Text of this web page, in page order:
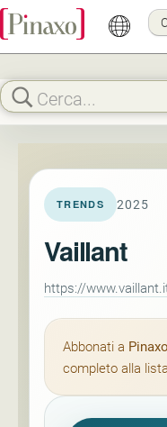
TRENDS 2025
Vaillant
https://
Abbonati a Pinaxo
completo alla